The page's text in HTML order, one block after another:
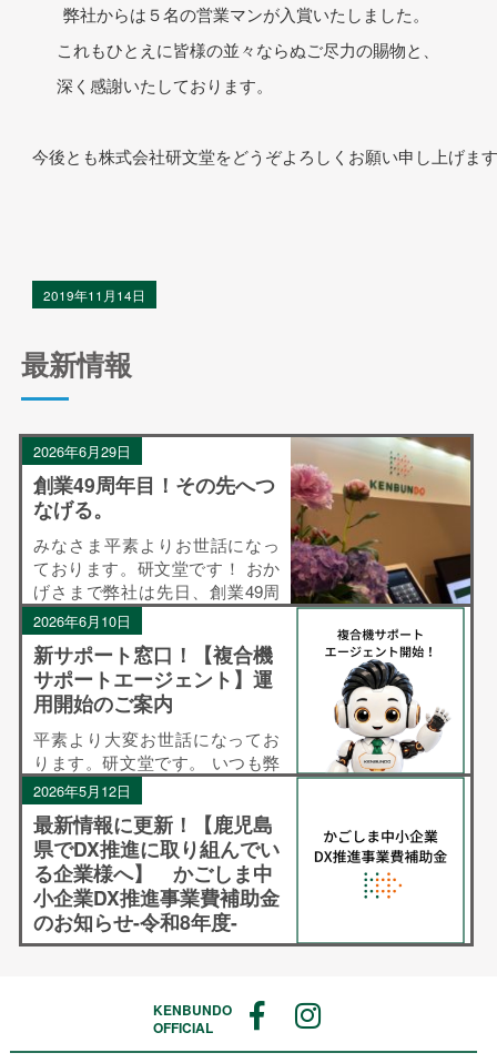
弊社からは５名の営業マンが入賞いたしました。
これもひとえに皆様の並々ならぬご尽力の賜物と、
深く感謝いたしております。
今後とも株式会社研文堂をどうぞよろしくお願い申し上げま
2019年11月14日
最新情報
2026年6月29日
創業49周年目！その先へつ
なげる。
みなさま平素よりお世話になっ
ております。研文堂です！ おか
げさまで弊社は先日、創業49周
年目を迎えることができまし
た！ みなさまの長年にわたる温
かいご支援とご愛顧に、心より
感謝申し上げます。 49年前町の
文房具屋さんとし […]
2026年6月10日
新サポート窓口！【複合機
サポートエージェント】運
用開始のご案内
平素より大変お世話になってお
ります。研文堂です。 いつも弊
社の複合機サービスおよび保守
サポートをご利用いただき、誠
にありがとうございます。 この
たび弊社では、お客様の利便性
向上と業務効率化を目的とし
て、「AI エージェン […]
2026年5月12日
最新情報に更新！【鹿児島
県でDX推進に取り組んでい
る企業様へ】 かごしま中
小企業DX推進事業費補助金
のお知らせ-令和8年度-
び、鹿児島県において中小企業
のDX推進を支援する、「かごし
ま中小企業DX推進事業費補助
KENBUNDO
OFFICIAL